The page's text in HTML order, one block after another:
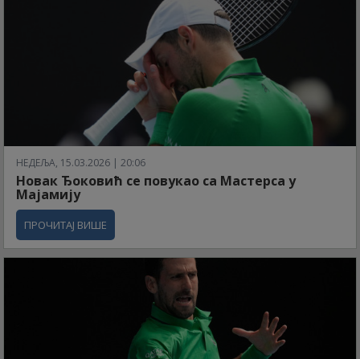
НЕДЕЉА, 15.03.2026 | 20:06
Новак Ђоковић се повукао са Мастерса у
Мајамију
ПРОЧИТАЈ ВИШЕ